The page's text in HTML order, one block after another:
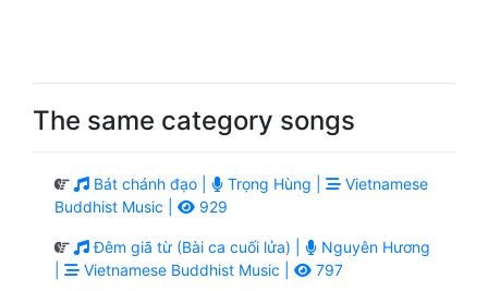
The same category songs
Bát chánh đạo | Trọng Hùng |
Vietnamese
Buddhist Music |
929
Đêm giã từ (Bài ca cuối lửa) |
Nguyên Hương
Vietnamese Buddhist Music | 797